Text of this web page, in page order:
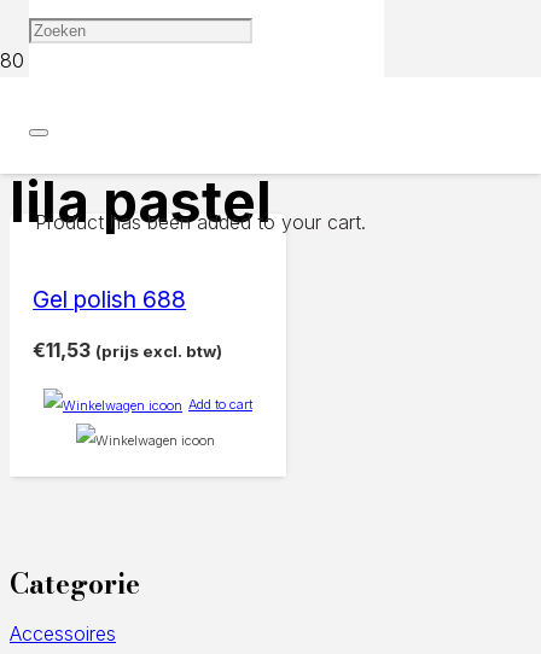
Product has been added to your cart.
lila pastel
Gel polish 688
€11,53 (prijs excl. btw)
Add to cart
Categorie
Accessoires